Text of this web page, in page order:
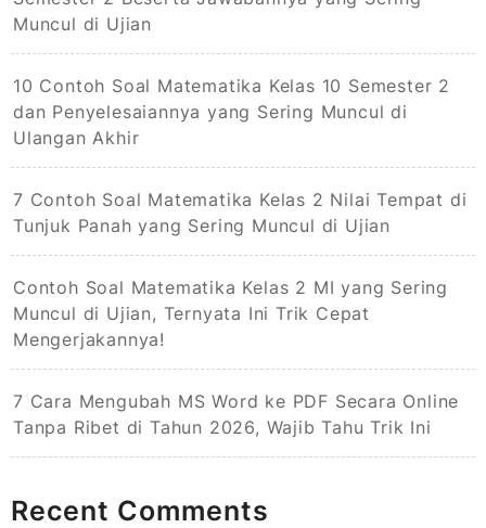
Muncul di Ujian
10 Contoh Soal Matematika Kelas 10 Semester 2
dan Penyelesaiannya yang Sering Muncul di
Ulangan Akhir
7 Contoh Soal Matematika Kelas 2 Nilai Tempat di
Tunjuk Panah yang Sering Muncul di Ujian
Contoh Soal Matematika Kelas 2 MI yang Sering
Muncul di Ujian, Ternyata Ini Trik Cepat
Mengerjakannya!
7 Cara Mengubah MS Word ke PDF Secara Online
Tanpa Ribet di Tahun 2026, Wajib Tahu Trik Ini
Recent Comments